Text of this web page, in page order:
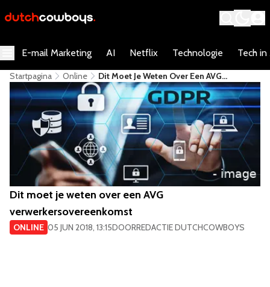
E-mail Marketing AI Netflix Technologie Tech in
Startpagina Online
Dit Moet Je Weten Over Een AVG
Verwerkersovereenkomst
Dit moet je weten over een AVG
verwerkersovereenkomst
ONLINE 05 JUN 2018, 13:15DOORREDACTIE DUTCHCOWBOYS